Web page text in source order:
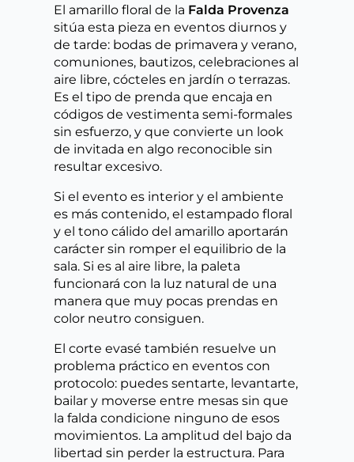
El amarillo floral de la Falda Provenza
sitúa esta pieza en eventos diurnos y
de tarde: bodas de primavera y verano,
comuniones, bautizos, celebraciones al
aire libre, cócteles en jardín o terrazas.
Es el tipo de prenda que encaja en
códigos de vestimenta semi-formales
sin esfuerzo, y que convierte un look
de invitada en algo reconocible sin
resultar excesivo.
Si el evento es interior y el ambiente
es más contenido, el estampado floral
y el tono cálido del amarillo aportarán
carácter sin romper el equilibrio de la
sala. Si es al aire libre, la paleta
funcionará con la luz natural de una
manera que muy pocas prendas en
color neutro consiguen.
El corte evasé también resuelve un
problema práctico en eventos con
protocolo: puedes sentarte, levantarte,
bailar y moverse entre mesas sin que
la falda condicione ninguno de esos
movimientos. La amplitud del bajo da
libertad sin perder la estructura. Para